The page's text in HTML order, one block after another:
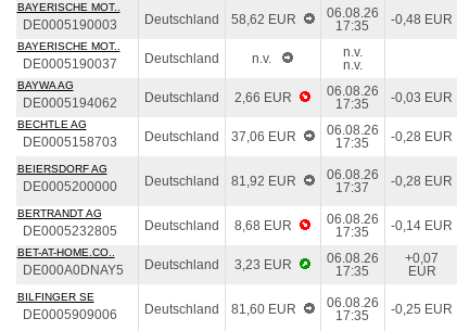
BAYERISCHE MOT..
DE0005190003 Deutschland 58,62 EUR
06.08.26
17:35
-0,48 EUR
BAYERISCHE MOT..
DE0005190037 Deutschland n.v.
n.v.
n.v.
BAYWA AG
DE0005194062 Deutschland 2,66 EUR
06.08.26
17:35
-0,03 EUR
BECHTLE AG
DE0005158703 Deutschland 37,06 EUR
06.08.26
17:35
-0,28 EUR
BEIERSDORF AG
DE0005200000 Deutschland 81,92 EUR
06.08.26
17:37
-0,28 EUR
BERTRANDT AG
DE0005232805 Deutschland 8,68 EUR
06.08.26
17:35
-0,14 EUR
BET-AT-HOME.CO..
DE000A0DNAY5 Deutschland 3,23 EUR
06.08.26
17:35
+0,07
EUR
BILFINGER SE
DE0005909006 Deutschland 81,60 EUR
06.08.26
17:35
-0,25 EUR